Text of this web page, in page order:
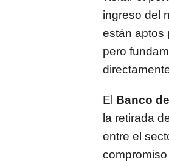
ingreso del
están aptos
pero
El Banco
la retirada
entre el